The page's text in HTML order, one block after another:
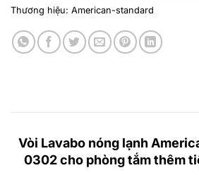
Thương hiệu: American-standard
Vòi Lavabo nóng lạnh
0302 cho phòng tắm thêm